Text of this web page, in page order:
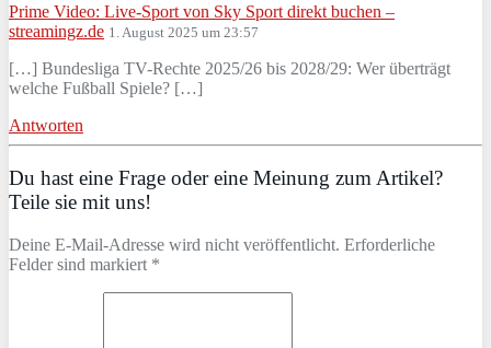
Prime Video: Live-Sport von Sky Sport direkt buchen –
streamingz.de 1. August 2025 um 23:57
[…] Bundesliga TV-Rechte 2025/26 bis 2028/29: Wer überträgt
welche Fußball Spiele? […]
Antworten
Du hast eine Frage oder eine Meinung zum Artikel?
Teile sie mit uns!
Deine E-Mail-Adresse wird nicht veröffentlicht. Erforderliche
Felder sind markiert *